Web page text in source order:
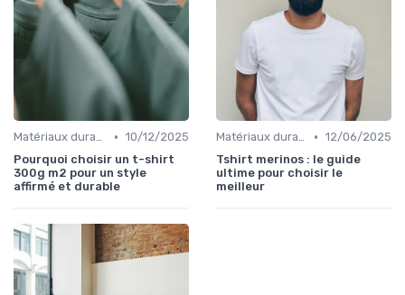
Matériaux durables • 10/12/2025
Pourquoi choisir un t-shirt
300g m2 pour un style
affirmé et durable
Matériaux durables • 12/06/2025
Tshirt merinos : le guide
ultime pour choisir le
meilleur